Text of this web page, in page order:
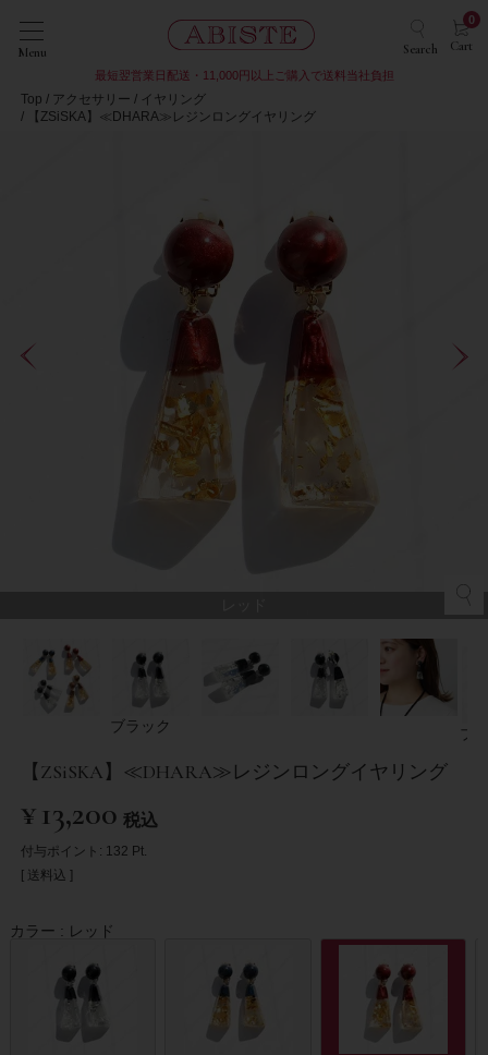
Menu Search Cart
0
最短翌営業日配送・11,000円以上ご購入で送料当社負担
Top アクセサリー
イヤリング
【ZSiSKA】≪DHARA≫レジンロングイヤリング
ブラック ブ
【ZSiSKA】≪DHARA≫レジンロングイヤリング
¥13,200 税込
付与ポイント: 132 Pt.
送料込
カラー レッド